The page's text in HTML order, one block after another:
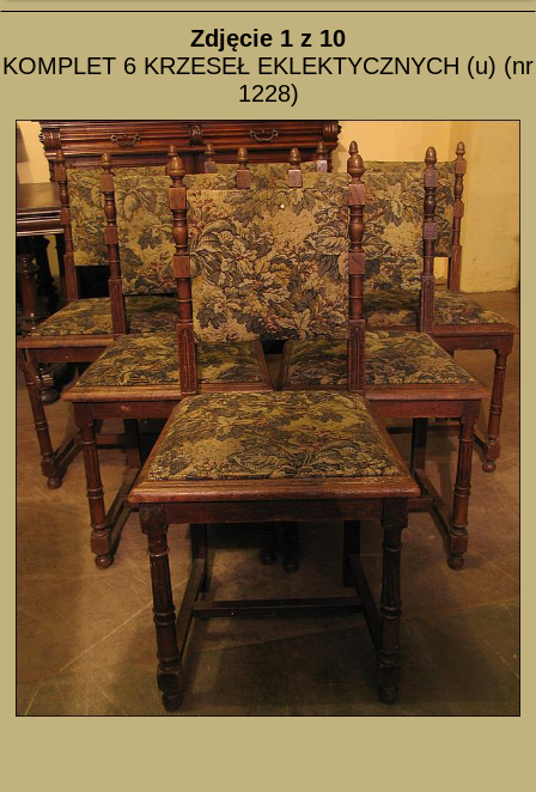
Zdjęcie 1 z 10
KOMPLET 6 KRZESEŁ EKLEKTYCZNYCH (u) (nr
1228)